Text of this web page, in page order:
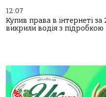
12:07
Купив права в інтернеті
викрили водія з підробкою